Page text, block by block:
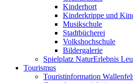
Kinderhort
Kinderkrippe und
Musikschule
Stadtbücherei
Volkshochschule
Bildergalerie
Spielplatz NaturErlebnis
Tourismus
Touristinformation